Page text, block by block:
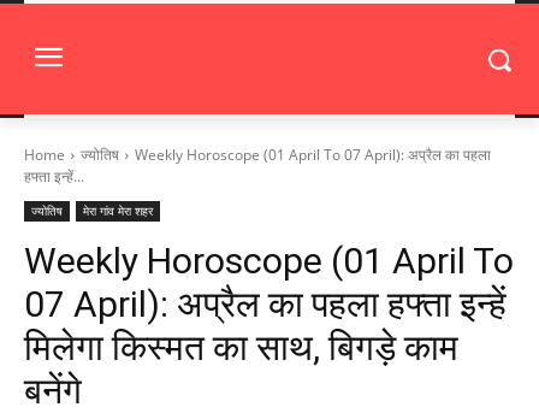
Home ज्योतिष
Weekly Horoscope (01 April To 07 April): अप्रैल का पहला
हफ्ता इन्हें...
ज्योतिष मेरा गांव मेरा शहर
Weekly Horoscope (01 April To
07 April): अप्रैल का पहला हफ्ता इन्हें
मिलेगा किस्मत का साथ, बिगड़े काम
बनेंगे